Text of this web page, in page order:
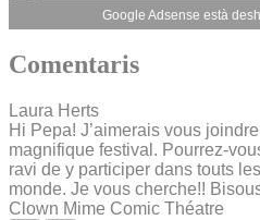
Google Adsense està
Comentaris
Laura Herts
Hi Pepa! J’aimerais vous
magnifique festival. Pourrez-
ravi de y participer dans touts
monde. Je vous cherche!!
Clown Mime Comic Théatre